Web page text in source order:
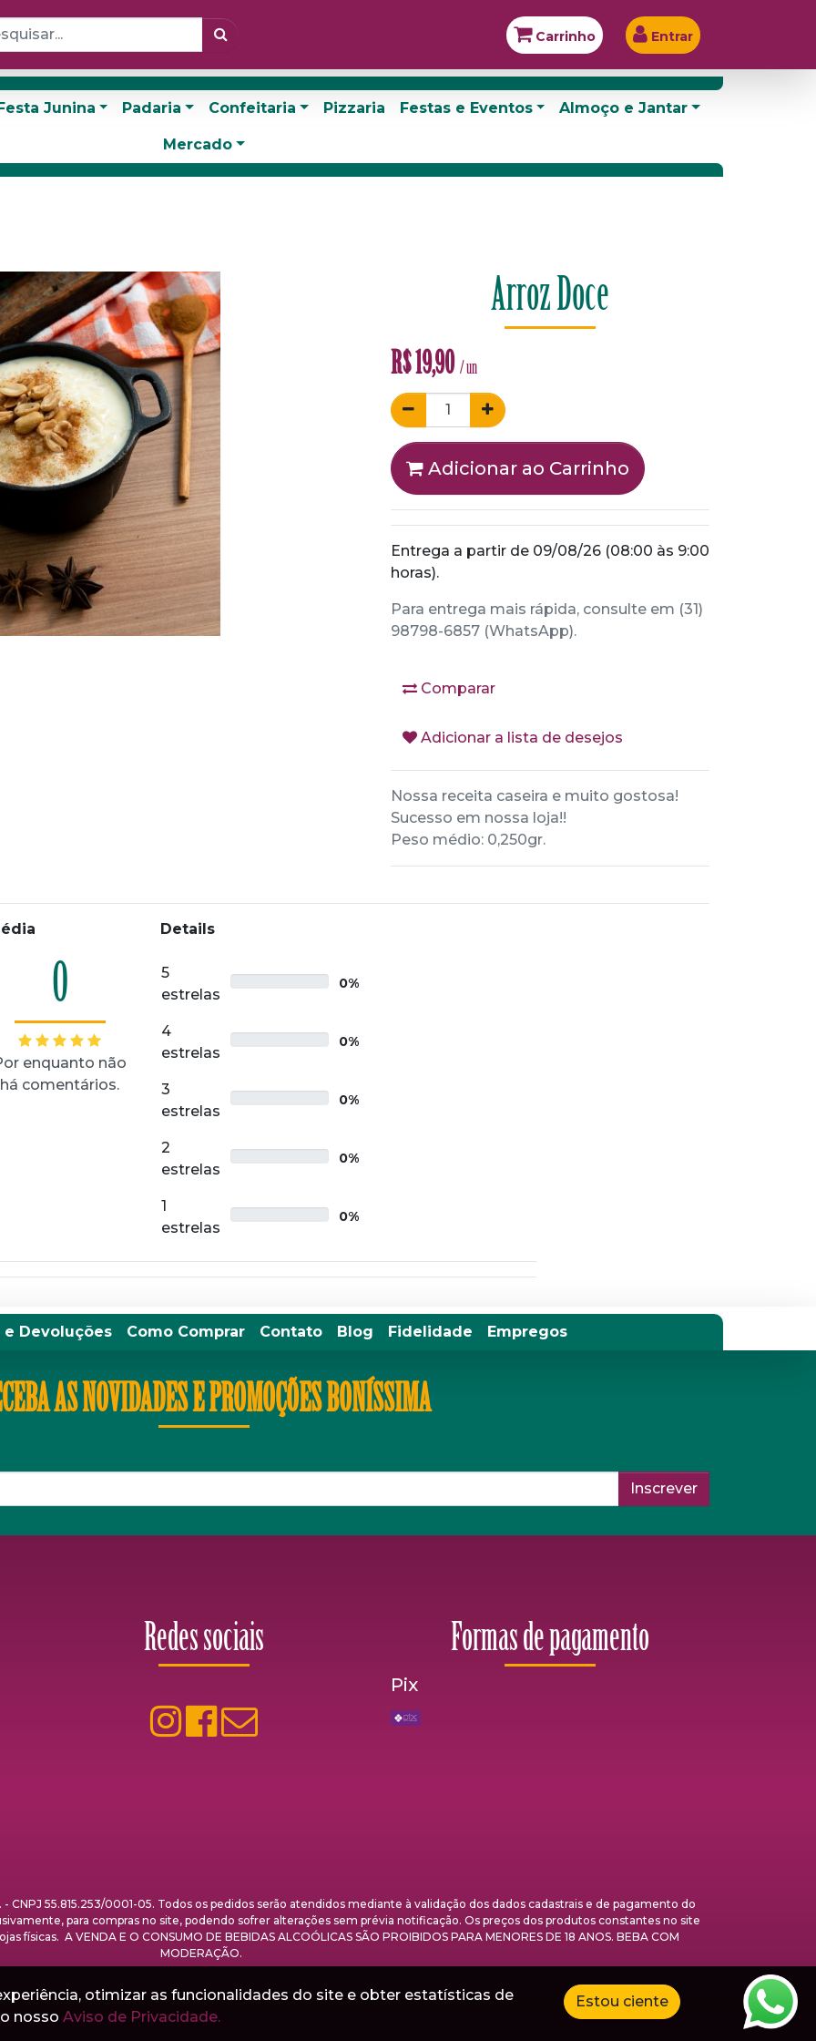
Carrinho Entrar
Junina Padaria Confeitaria Pizzaria Festas e Eventos Almoço e Jantar
Mercado
Arroz Doce
R$19,90 / un
Adicionar ao Carrinho
Entrega a partir de 09/08/26 (08:00 às 9:00
horas).
Para entrega mais rápida, consulte em (31)
98798-6857 (WhatsApp).
Comparar
Adicionar a lista de desejos
Nossa receita caseira e muito gostosa!
Sucesso em nossa loja!!
Peso médio: 0,250gr.
0
enquanto não
há comentários.
Details
5
estrelas
0%
4
estrelas
0%
3
estrelas
0%
2
estrelas
0%
1
estrelas
0%
e Devoluções Como Comprar Contato Blog Fidelidade Empregos
AS NOVIDADES E PROMOÇÕES BONÍSSIMA
Inscrever
Redes sociais Formas de pagamento
Pix
- CNPJ 55.815.253/0001-05. Todos os pedidos serão atendidos mediante à validação dos dados cadastrais e de pagamento do
para compras no site, podendo sofrer alterações sem prévia notificação. Os preços dos produtos constantes no site
físicas. A VENDA E O CONSUMO DE BEBIDAS ALCOÓLICAS SÃO PROIBIDOS PARA MENORES DE 18 ANOS. BEBA COM
MODERAÇÃO.
otimizar as funcionalidades do site e obter estatísticas de
nosso Aviso de Privacidade.
Estou ciente